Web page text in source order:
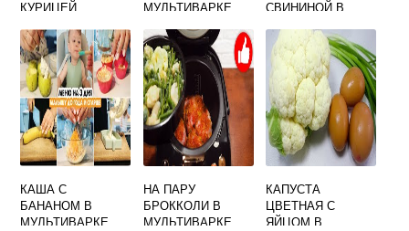
КУРИЦЕЙ
МУЛЬТИВАРКЕ
СВИНИНОЙ В
КАЛОРИЙНОСТЬ
КАША С
БАНАНОМ В
МУЛЬТИВАРКЕ
НА ПАРУ
БРОККОЛИ В
МУЛЬТИВАРКЕ
КАПУСТА
ЦВЕТНАЯ С
ЯЙЦОМ В